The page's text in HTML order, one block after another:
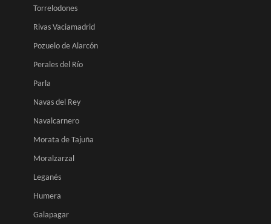
Torrelodones
Rivas Vaciamadrid
Pozuelo de Alarcón
Perales del Río
Parla
Navas del Rey
Navalcarnero
Morata de Tajuña
Moralzarzal
Leganés
Humera
Galapagar